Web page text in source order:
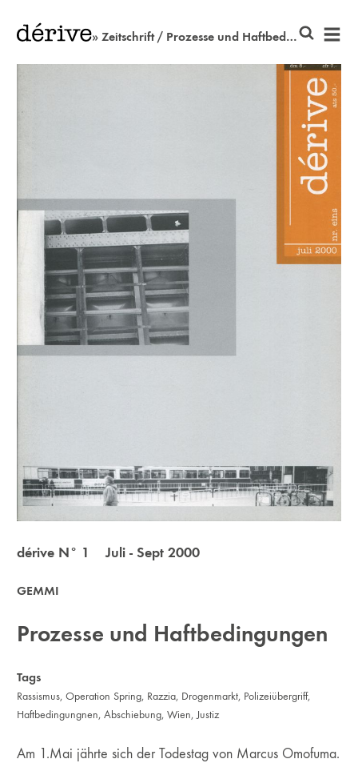
» Zeitschrift / Prozesse und Haftbedingungen
dérive N° 1 Juli - Sept 2000
GEMMI
Prozesse und Haftbedingungen
Tags
Rassismus,Operation Spring, Razzia, Drogenmarkt, Polizeiübergriff,
Haftbedingungnen,Abschiebung,Wien, Justiz
Am 1.Mai jährte sich der Todestag von Marcus Omofuma.